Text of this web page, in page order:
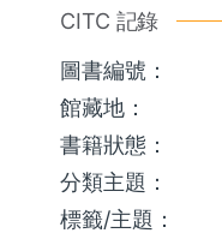
CITC 記錄
圖書編號：
館藏地：
書籍狀態：
分類主題：
標籤/主題：